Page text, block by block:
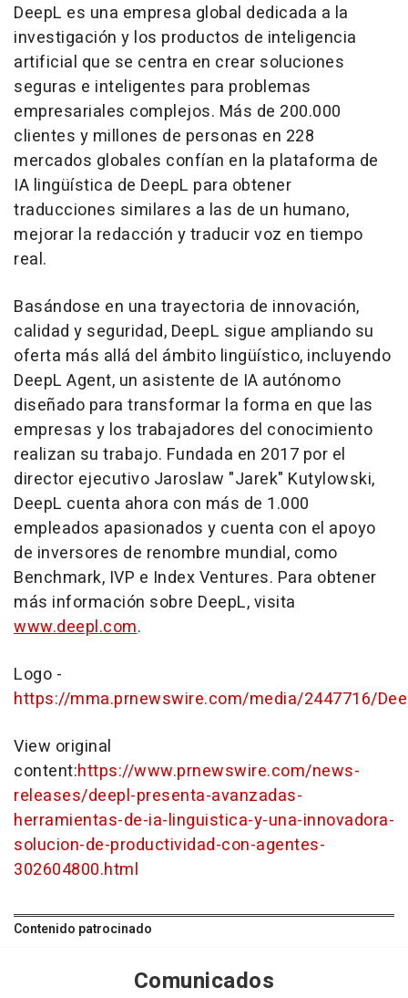
DeepL es una empresa global dedicada a la
investigación y los productos de inteligencia
artificial que se centra en crear soluciones
seguras e inteligentes para problemas
empresariales complejos. Más de 200.000
clientes y millones de personas en 228
mercados globales confían en la plataforma de
IA lingüística de DeepL para obtener
traducciones similares a las de un humano,
mejorar la redacción y traducir voz en tiempo
real.
Basándose en una trayectoria de innovación,
calidad y seguridad, DeepL sigue ampliando su
oferta más allá del ámbito lingüístico, incluyendo
DeepL Agent, un asistente de IA autónomo
diseñado para transformar la forma en que las
empresas y los trabajadores del conocimiento
realizan su trabajo. Fundada en 2017 por el
director ejecutivo Jaroslaw "Jarek" Kutylowski,
DeepL cuenta ahora con más de 1.000
empleados apasionados y cuenta con el apoyo
de inversores de renombre mundial, como
Benchmark, IVP e Index Ventures. Para obtener
más información sobre DeepL, visita
www.deepl.com.
Logo -
https://mma.prnewswire.com/media/2447716/
View original
content:https://www.prnewswire.com/news-
releases/deepl-presenta-avanzadas-
herramientas-de-ia-linguistica-y-una-innovadora-
solucion-de-productividad-con-agentes-
302604800.html
Contenido patrocinado
Comunicados